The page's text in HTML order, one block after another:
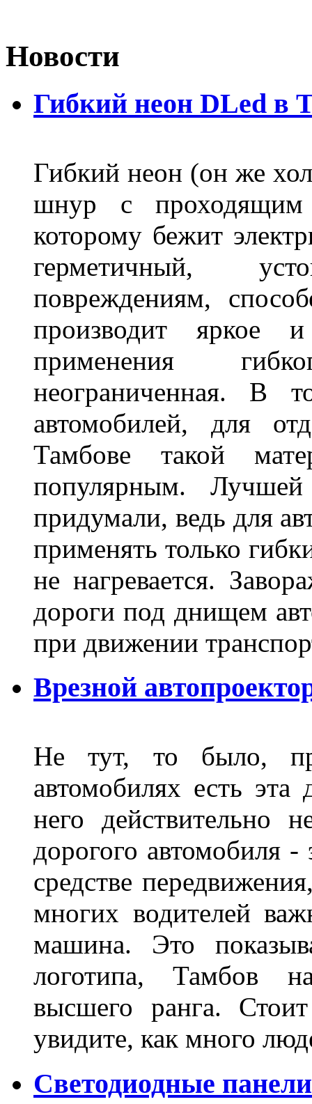
Новости
Гибкий неон DLed в
Гибкий неон (он же
шнур с
которому бежит
герметичный,
повреждениям,
производит яркое
применения
неограниченная.
автомобилей, для
Тамбове такой
популярным.
придумали, ведь для
применять только
не нагревается.
дороги под днищем
при движении
Врезной
Не тут, то было,
автомобилях есть
него действительно
дорогого автомобиля
средстве
многих водителей
машина. Это
логотипа, Тамбов
высшего ранга.
увидите, как много
Светодиодные